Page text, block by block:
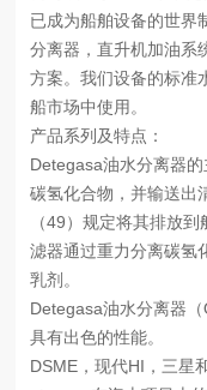
已成为船舶设备的世界
分离器，直升机加油系
方案。我们设备的标准
船市场中使用。
产品系列及特点：
Detegasa油水分离器
碳氢化合物，并输送出
（49）规定将其排放
滤器通过重力分离碳氢
乳剂。
Detegasa油水分离器
具有出色的性能。
DSME，现代HI，三星